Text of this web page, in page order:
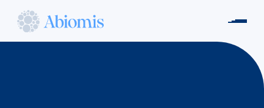
contenu
Abiomis